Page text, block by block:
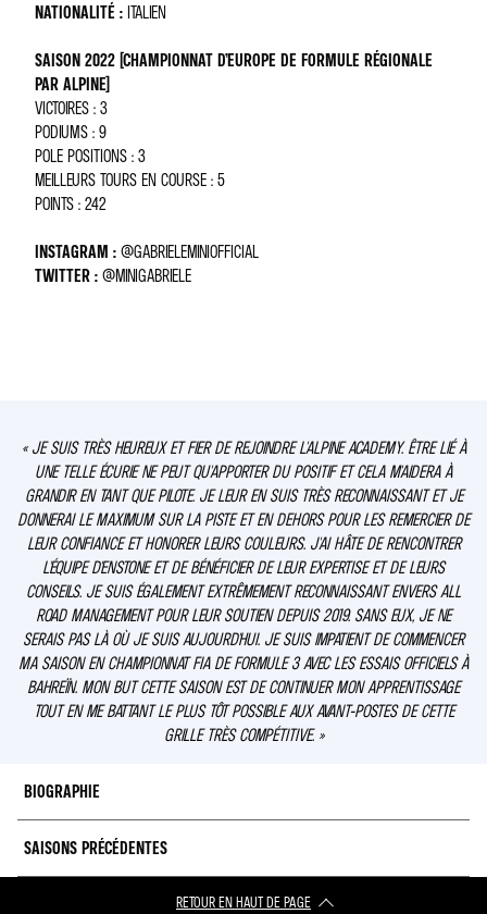
NATIONALITÉ : ITALIEN
SAISON 2022 (CHAMPIONNAT D’EUROPE DE FORMULE RÉGIONALE
PAR ALPINE)
VICTOIRES : 3
PODIUMS : 9
POLE POSITIONS : 3
MEILLEURS TOURS EN COURSE : 5
POINTS : 242
INSTAGRAM : @GABRIELEMINIOFFICIAL
TWITTER : @MINIGABRIELE
« JE SUIS TRÈS HEUREUX ET FIER DE REJOINDRE L'ALPINE ACADEMY. ÊTRE LIÉ À
UNE TELLE ÉCURIE NE PEUT QU'APPORTER DU POSITIF ET CELA M'AIDERA À
GRANDIR EN TANT QUE PILOTE. JE LEUR EN SUIS TRÈS RECONNAISSANT ET JE
DONNERAI LE MAXIMUM SUR LA PISTE ET EN DEHORS POUR LES REMERCIER DE
LEUR CONFIANCE ET HONORER LEURS COULEURS. J'AI HÂTE DE RENCONTRER
L'ÉQUIPE D'ENSTONE ET DE BÉNÉFICIER DE LEUR EXPERTISE ET DE LEURS
CONSEILS. JE SUIS ÉGALEMENT EXTRÊMEMENT RECONNAISSANT ENVERS ALL
ROAD MANAGEMENT POUR LEUR SOUTIEN DEPUIS 2019. SANS EUX, JE NE
SERAIS PAS LÀ OÙ JE SUIS AUJOURD'HUI. JE SUIS IMPATIENT DE COMMENCER
MA SAISON EN CHAMPIONNAT FIA DE FORMULE 3 AVEC LES ESSAIS OFFICIELS À
BAHREÏN. MON BUT CETTE SAISON EST DE CONTINUER MON APPRENTISSAGE
TOUT EN ME BATTANT LE PLUS TÔT POSSIBLE AUX AVANT-POSTES DE CETTE
GRILLE TRÈS COMPÉTITIVE. »
BIOGRAPHIE
Deuxième du Championnat d’Europe de Formule Régionale par Alpine (FRECA)
l’an passé, Gabriele intègre l’Alpine Academy après avoir fait forte impression
depuis ses premiers tours de roues en monoplace.
SAISONS PRÉCÉDENTES
: Championnat d’Europe de Formule Régionale par Alpine (2e)
RETOUR EN HAUT DE PAGE​